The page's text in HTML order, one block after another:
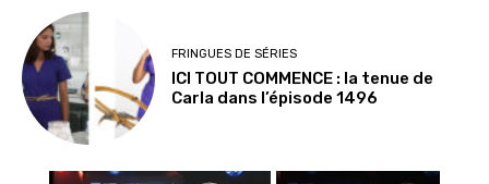
FRINGUES DE SÉRIES
ICI TOUT COMMENCE : la tenue de
Carla dans l’épisode 1496